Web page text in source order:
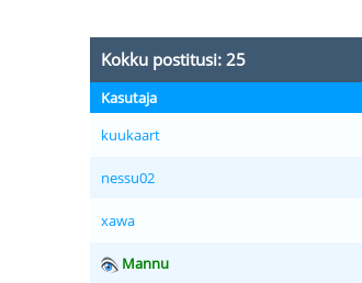
Kokku postitusi: 25
Kasutaja
kuukaart
nessu02
xawa
Mannu